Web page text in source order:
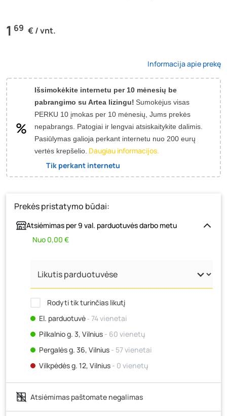
1 69 € / vnt.
Informacija apie prekę
Išsimokėkite internetu per 10 mėnesių be
pabrangimo su Artea lizingu! Sumokėjus visas
PERKU 10 įmokas per 10 mėnesių, Jums prekės
nepabrangs. Patogiai ir lengvai atsiskaitykite dalimis.
Pasiūlymas galioja perkant internetu nuo 200 eurų
vertės krepšelio. Daugiau informacijos.
Tik perkant internetu
Prekės pristatymo būdai:
Atsiėmimas per 9 val. parduotuvės darbo metu
Nuo 0,00 €
Rodyti tik turinčias likutį
El. parduotuvė‐ 74 vienetai
Pilkalnio g. 3, Vilnius - 60 vienetų
Pergalės g. 36, Vilnius - 57 vienetai
Vilkpėdės g. 12, Vilnius - 0 vienetų
Ateities g. 15, Vilnius- 55 vienetai
Kauno r., Narsiečių k., Vytauto g. 183, Kaunas
vienetai
Atsiėmimas paštomate negalimas